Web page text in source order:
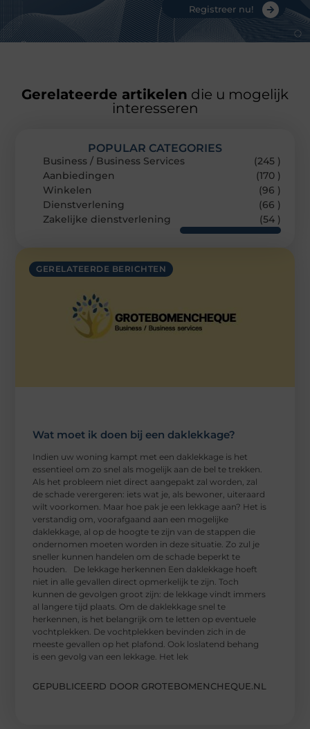
Registreer nu!
Gerelateerde artikelen die u mogelijk
interesseren
GERELATEERDE BERICHTEN
Wat moet ik doen bij een daklekkage?
Indien uw woning kampt met een daklekkage is het
essentieel om zo snel als mogelijk aan de bel te trekken.
Als het probleem niet direct aangepakt zal worden, zal
de schade verergeren: iets wat je, als bewoner, uiteraard
wilt voorkomen. Maar hoe pak je een lekkage aan? Het is
verstandig om, voorafgaand aan een mogelijke
daklekkage, al op de hoogte te zijn van de stappen die
ondernomen moeten worden in deze situatie. Zo zul je
sneller kunnen handelen om de schade beperkt te
houden. De lekkage herkennen Een daklekkage hoeft
niet in alle gevallen direct opmerkelijk te zijn. Toch
kunnen de gevolgen groot zijn: de lekkage vindt immers
al langere tijd plaats. Om de daklekkage snel te
herkennen, is het belangrijk om te letten op eventuele
vochtplekken. De vochtplekken bevinden zich in de
meeste gevallen op het plafond. Ook loslatend behang
is een gevolg van een lekkage. Het lek
GEPUBLICEERD DOOR GROTEBOMENCHEQUE.NL
POPULAR CATEGORIES
Business / Business Services
(245 )
Aanbiedingen
(170 )
Winkelen
(96 )
Dienstverlening
(66 )
Zakelijke dienstverlening
(54 )